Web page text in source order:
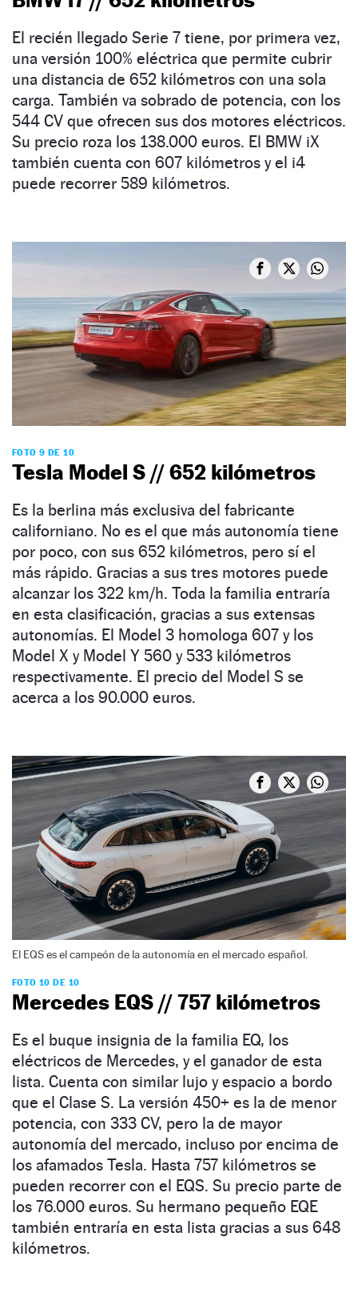
El recién llegado Serie 7 tiene, por primera vez,
una versión 100% eléctrica que permite cubrir
una distancia de 652 kilómetros con una sola
carga. También va sobrado de potencia, con los
544 CV que ofrecen sus dos motores eléctricos.
Su precio roza los 138.000 euros. El BMW iX
también cuenta con 607 kilómetros y el i4
puede recorrer 589 kilómetros.
FOTO 9 DE 10
Tesla Model S // 652 kilómetros
Es la berlina más exclusiva del fabricante
californiano. No es el que más autonomía tiene
por poco, con sus 652 kilómetros, pero sí el
más rápido. Gracias a sus tres motores puede
alcanzar los 322 km/h. Toda la familia entraría
en esta clasificación, gracias a sus extensas
autonomías. El Model 3 homologa 607 y los
Model X y Model Y 560 y 533 kilómetros
respectivamente. El precio del Model S se
acerca a los 90.000 euros.
El EQS es el campeón de la autonomía en el mercado español.
FOTO 10 DE 10
Mercedes EQS // 757 kilómetros
Es el buque insignia de la familia EQ, los
eléctricos de Mercedes, y el ganador de esta
lista. Cuenta con similar lujo y espacio a bordo
que el Clase S. La versión 450+ es la de menor
potencia, con 333 CV, pero la de mayor
autonomía del mercado, incluso por encima de
los afamados Tesla. Hasta 757 kilómetros se
pueden recorrer con el EQS. Su precio parte de
los 76.000 euros. Su hermano pequeño EQE
también entraría en esta lista gracias a sus 648
kilómetros.